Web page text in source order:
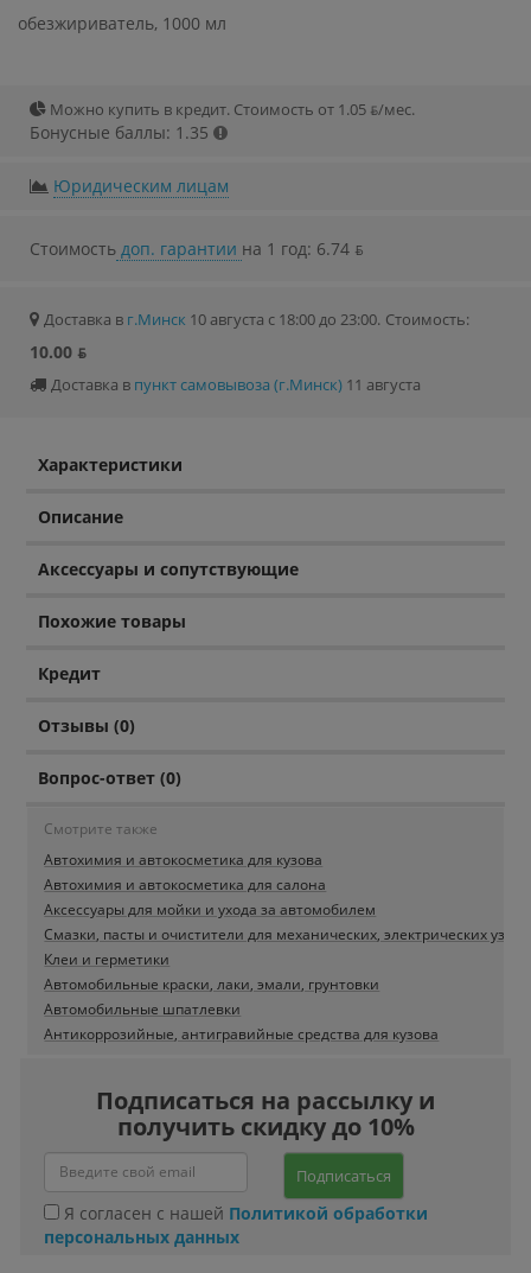
обезжириватель, 1000 мл
Можно купить в кредит. Стоимость от 1.05 ƃ/мec.
Бонусные баллы: 1.35
Юридическим лицам
Стоимость доп. гарантии на 1 год: 6.74 ƃ
Доставка в г.Минск 10 августа с 18:00 до 23:00. Стоимость:
10.00 ƃ
Доставка в пункт самовывоза (г.Минск) 11 августа
Характеристики
Описание
Аксессуары и сопутствующие
Похожие товары
Кредит
Отзывы (0)
Вопрос-ответ (0)
Смотрите также
Автохимия и автокосметика для кузова
Автохимия и автокосметика для салона
Аксессуары для мойки и ухода за автомобилем
Смазки, пасты и очистители для механических, электрических узлов
Клеи и герметики
Автомобильные краски, лаки, эмали, грунтовки
Автомобильные шпатлевки
Антикоррозийные, антигравийные средства для кузова
Подписаться на рассылку и
получить скидку до 10%
Подписаться
Я согласен с нашей Политикой обработки
персональных данных